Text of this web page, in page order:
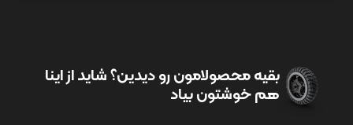
بقیه محصولامون رو دیدین؟ شاید از اینا
هم خوشتون بیاد